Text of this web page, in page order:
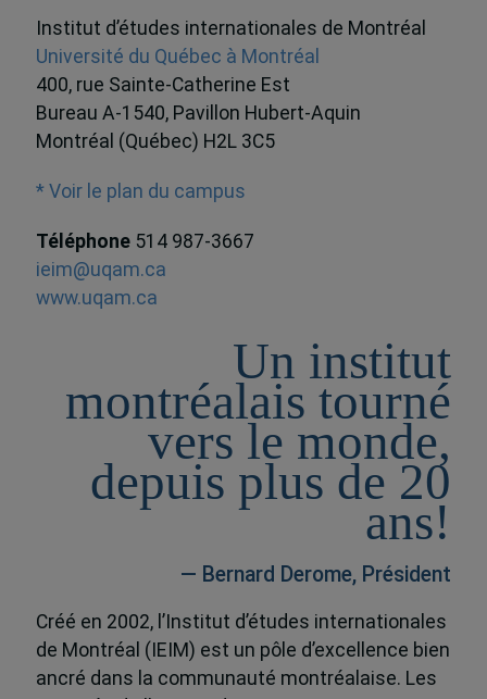
Institut d’études internationales de Montréal
Université du Québec à Montréal
400, rue Sainte-Catherine Est
Bureau A-1540, Pavillon Hubert-Aquin
Montréal (Québec) H2L 3C5
* Voir le plan du campus
Téléphone 514 987-3667
ieim@uqam.ca
www.uqam.ca
Un institut
montréalais tourné
vers le monde,
depuis plus de 20
ans!
— Bernard Derome, Président
Créé en 2002, l’Institut d’études internationales
de Montréal (IEIM) est un pôle d’excellence bien
ancré dans la communauté montréalaise. Les